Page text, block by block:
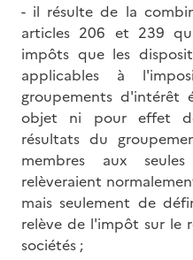
- il résulte de la
articles 206 et 239
impôts que les
applicables à
groupements d'intérêt
objet ni pour effet
résultats du
membres aux
relèveraient
mais seulement de
relève de l'impôt sur le
sociétés ;